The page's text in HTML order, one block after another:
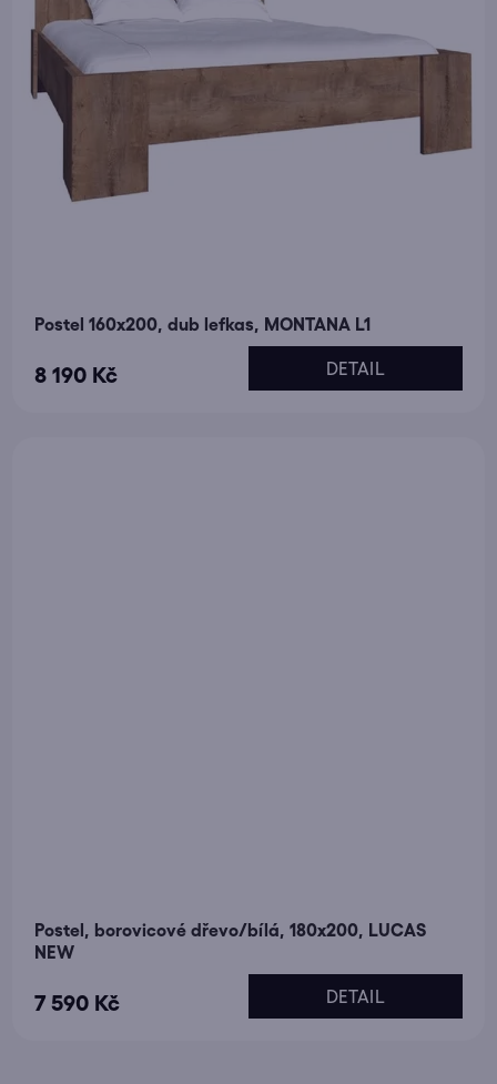
Postel 160x200, dub lefkas, MONTANA L1
8 190 Kč DETAIL
Postel, borovicové dřevo/bílá, 180x200, LUCAS
NEW
7 590 Kč DETAIL